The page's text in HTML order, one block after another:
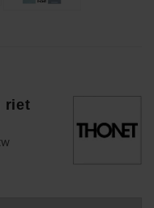
riet